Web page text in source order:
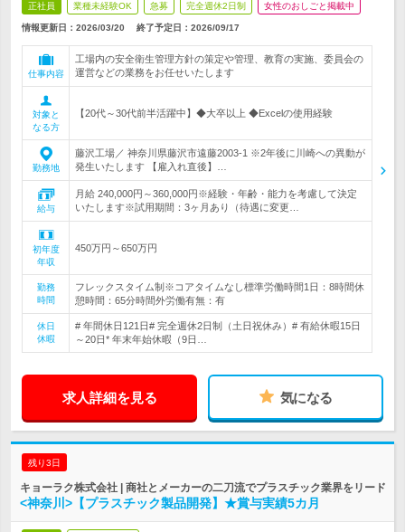
正社員 業種未経験OK 急募 完全週休2日制 女性のおしごと掲載中
情報更新日：2026/03/20 終了予定日： 2026/09/17
仕事内容
工場内の安全衛生管理方針の策定や管理、教育の実施、委員会の
運営などの業務をお任せいたします
対象と
なる方
【20代～30代前半活躍中】◆大卒以上 ◆Excelの使用経験
勤務地
藤沢工場／ 神奈川県藤沢市遠藤2003-1 ※2年後に川崎への異動が
発生いたします 【雇入れ直後】…
給与
月給 240,000円～360,000円※経験・年齢・能力を考慮して決定
いたします※試用期間：3ヶ月あり（待遇に変更…
初年度
年収
450万円～650万円
勤務
時間
フレックスタイム制※コアタイムなし標準労働時間1日：8時間休
憩時間：65分時間外労働有無：有
休日
休暇
# 年間休日121日# 完全週休2日制（土日祝休み）# 有給休暇15日
～20日* 年末年始休暇（9日…
求人詳細を見る 気になる
残り3日
キョーラク株式会社 | 商社とメーカーの二刀流でプラスチック業界をリード
<神奈川>【プラスチック製品開発】★賞与実績5カ月